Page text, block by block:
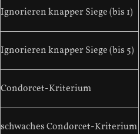
Ignorieren knapper Siege (bis 1)
Ignorieren knapper Siege (bis 5)
Condorcet-Kriterium
schwaches Condorcet-Kriterium